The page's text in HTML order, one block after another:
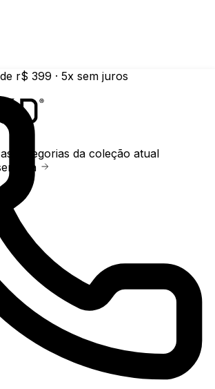
r$ 399 · 5x sem juros
categorias da coleção atual